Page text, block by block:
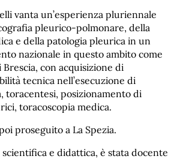
vanta un’esperienza pluriennale
pleurico-polmonare, della
e della patologia pleurica in un
nazionale in questo ambito come
con acquisizione di
tecnica nell’esecuzione di
toracentesi, posizionamento di
toracoscopia medica.
proseguito a La Spezia.
e didattica, è stata docente